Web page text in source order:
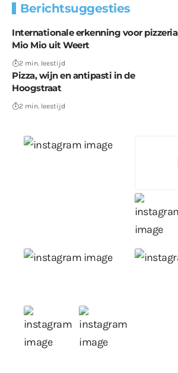
Berichtsuggesties
Internationale erkenning voor pizzeria
Mio Mio uit Weert
2 min. leestijd
Pizza, wijn en antipasti in de
Hoogstraat
2 min. leestijd